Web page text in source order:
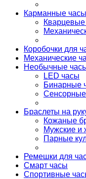
Карманные часы
Коробочки для
Механические
Необычные
LED часы
Бинарные
Браслеты на
Кожаные
Мужские и
Парные
Ремешки для
Смарт часы
Спортивные